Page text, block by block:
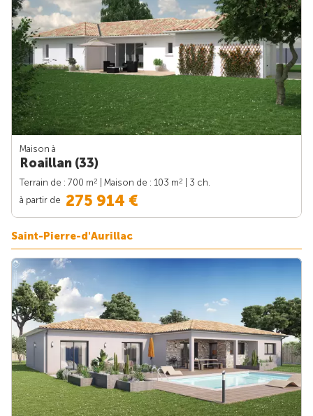
Maison à
Roaillan (33)
Terrain de : 700 m2 | Maison de : 103 m2
| 3 ch.
à partir de 275 914 €
Saint-Pierre-d'Aurillac